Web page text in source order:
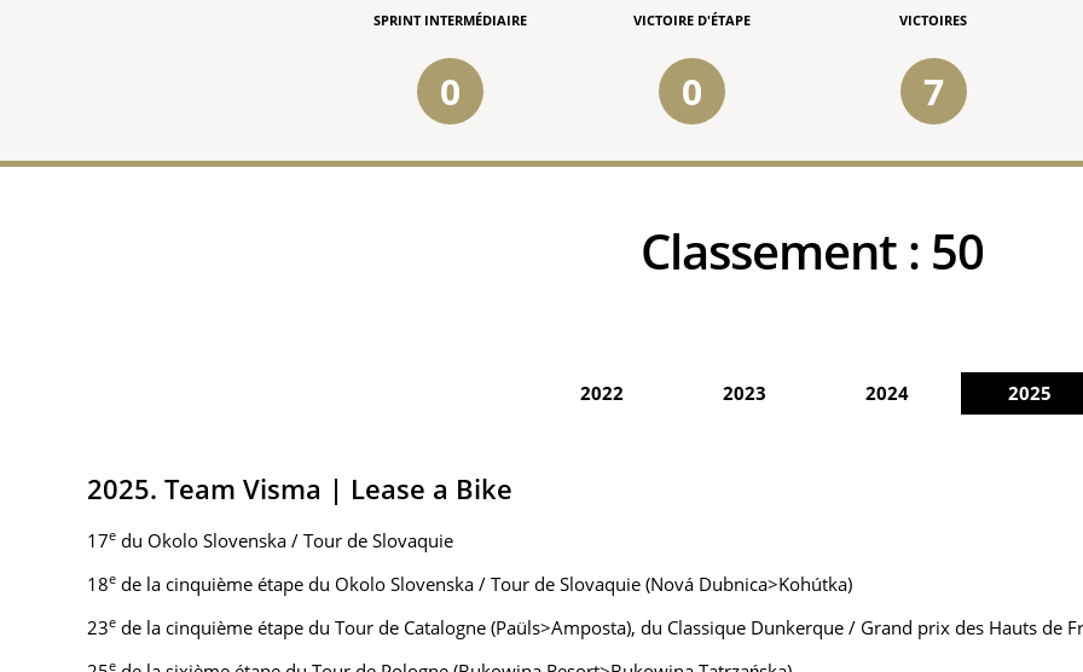
SPRINT INTERMÉDIAIRE
0
VICTOIRE D'ÉTAPE
0
VICTOIRES
7
Classement : 50
2022 2023 2024 2025
2025. Team Visma | Lease a Bike
17e du Okolo Slovenska / Tour de Slovaquie
18e de la cinquième étape du Okolo Slovenska / Tour de Slovaquie (Nová Dubnica>Kohútka)
23e de la cinquième étape du Tour de Catalogne (Paüls>Amposta), du Classique Dunkerque / Grand prix des Hauts de
e